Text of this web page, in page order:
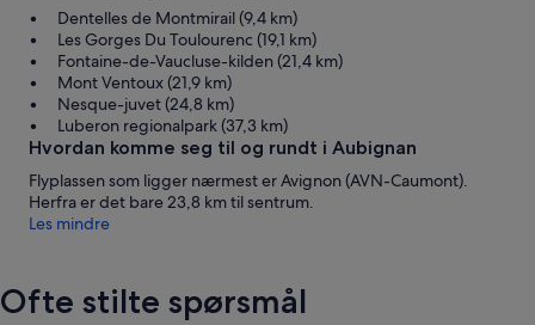
Dentelles de Montmirail (9,4 km)
Les Gorges Du Toulourenc (19,1 km)
Fontaine-de-Vaucluse-kilden (21,4 km)
Mont Ventoux (21,9 km)
Nesque-juvet (24,8 km)
Luberon regionalpark (37,3 km)
Hvordan komme seg til og rundt i Aubignan
Flyplassen som ligger nærmest er Avignon (AVN-Caumont).
Herfra er det bare 23,8 km til sentrum.
Les mindre
Ofte stilte spørsmål